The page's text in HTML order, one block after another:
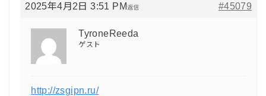
2025年4月2日 3:51 PM #45079
返信
TyroneReeda
ゲスト
http://zsgipn.ru/